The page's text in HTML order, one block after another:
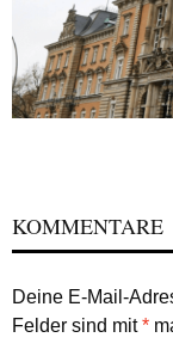
KOMMENTARE
Deine E-Mail-
Felder sind mit*